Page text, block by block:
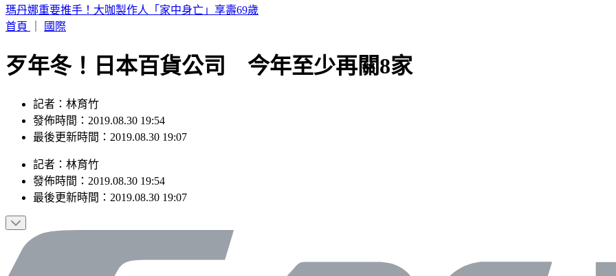
瑪丹娜重要推手！大咖製作人「家中身亡」享壽69歲
首頁
國際
歹年冬！日本百貨公司 今年至少再關8家
記者：林育竹
發佈時間：2019.08.30 19:54
最後更新時間：2019.08.30 19:07
記者 ： 林育竹
發佈時間： 2019.08.30 19:54
最後更新時間： 2019.08.30 19:07